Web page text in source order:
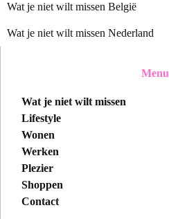
Wat je niet wilt missen België
Wat je niet wilt missen Nederland
Menu
Wat je niet wilt missen
Lifestyle
Wonen
Werken
Plezier
Shoppen
Contact